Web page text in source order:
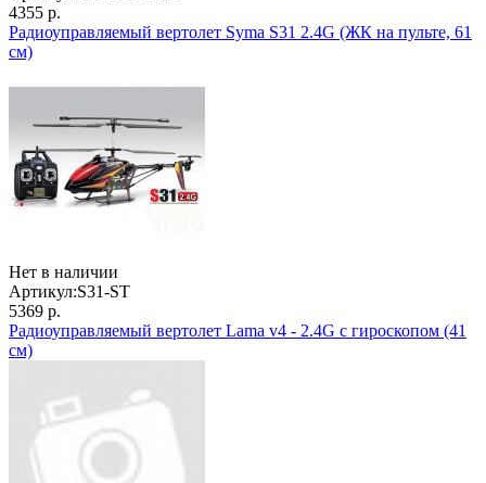
4355 р.
Радиоуправляемый вертолет Syma S31 2.4G (ЖК на пульте, 61
см)
Нет в наличии
Артикул:S31-ST
5369 р.
Радиоуправляемый вертолет Lama v4 - 2.4G с гироскопом (41
см)